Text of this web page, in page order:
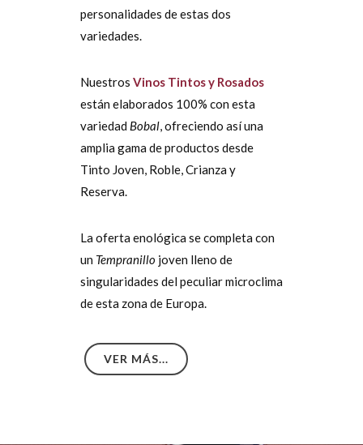
personalidades de estas dos
variedades.
Nuestros Vinos Tintos y Rosados
están elaborados 100% con esta
variedad Bobal , ofreciendo así una
amplia gama de productos desde
Tinto Joven, Roble, Crianza y
Reserva.
La oferta enológica se completa con
un Tempranillo joven lleno de
singularidades del peculiar microclima
de esta zona de Europa.
VER MÁS...